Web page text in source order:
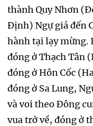
thành Quy Nhơn
Định) Ngự giá đến
hành tại lạy mừng.
đóng ở Thạch Tân
đóng ở Hôn Cốc
đóng ở Sa Lung,
và voi theo Đông
vua trở về, đóng ở